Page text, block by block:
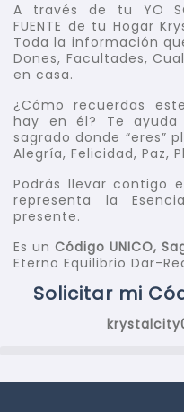
A través de tu YO
FUENTE de tu Hogar
Toda la información
Dones, Facultades,
en casa.
¿Cómo recuerdas
hay en él? Te
sagrado donde “eres”
Alegría, Felicidad, Paz,
Podrás llevar contigo
representa la
presente.
Es un Código UNICO,
Eterno Equilibrio Dar-
Solicitar mi